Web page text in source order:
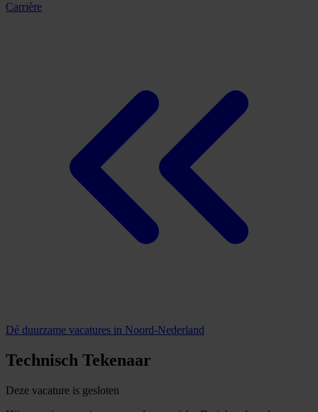
Carrière
Dé duurzame vacatures in Noord-Nederland
Technisch Tekenaar
Deze vacature is gesloten